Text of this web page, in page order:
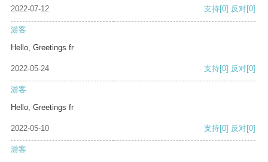
2022-07-12 支持[0] 反对[0]
游客
Hello, Greetings fr
2022-05-24 支持[0] 反对[0]
游客
Hello, Greetings fr
2022-05-10 支持[0] 反对[0]
游客